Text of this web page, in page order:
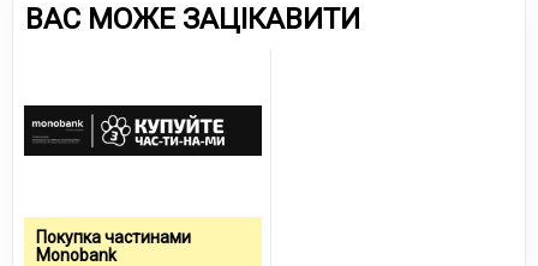
ВАС МОЖЕ ЗАЦІКАВИТИ
Покупка частинами
Monobank